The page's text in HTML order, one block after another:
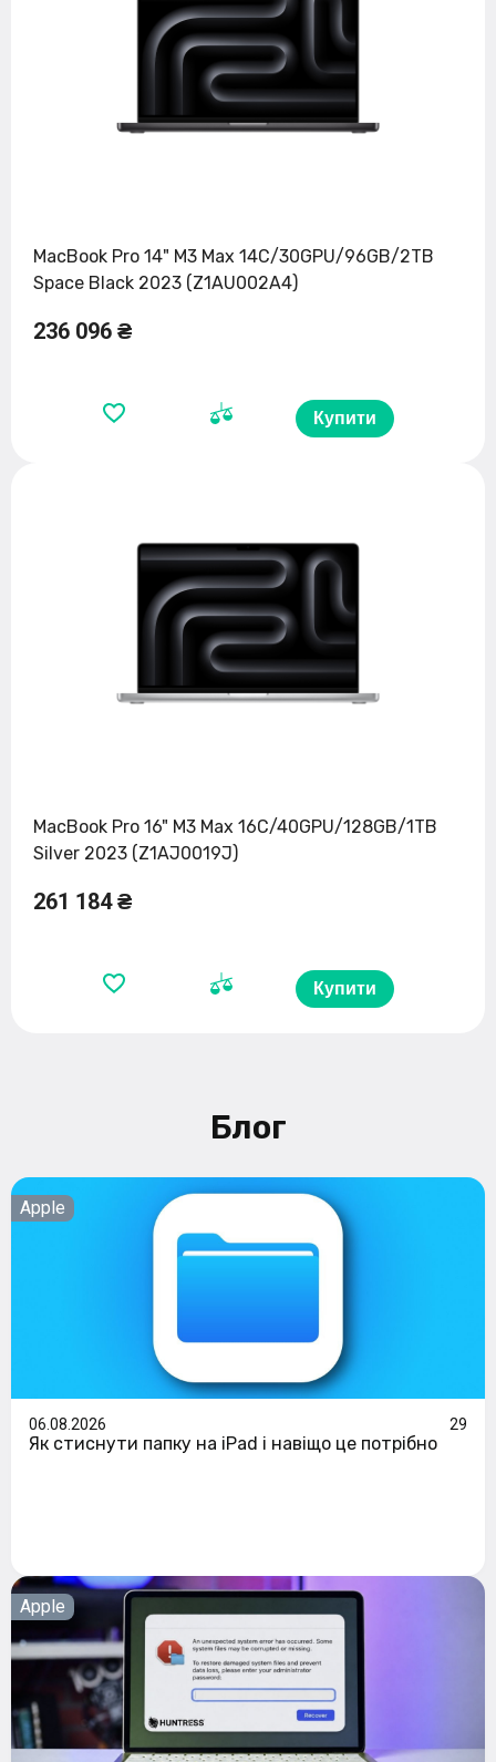
MacBook Pro 14" M3 Max 14C/30GPU/96GB/2TB
Space Black 2023 (Z1AU002A4)
236 096 ₴
Купити
MacBook Pro 16" M3 Max 16C/40GPU/128GB/1TB
Silver 2023 (Z1AJ0019J)
261 184 ₴
Купити
Блог
Apple
06.08.2026 29
Як стиснути папку на iPad і навіщо це потрібно
Apple